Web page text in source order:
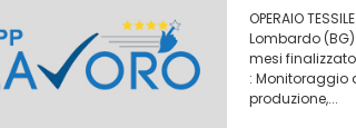
OPERAIO
Lombardo
mesi
: Monitoraggio
produzione,...